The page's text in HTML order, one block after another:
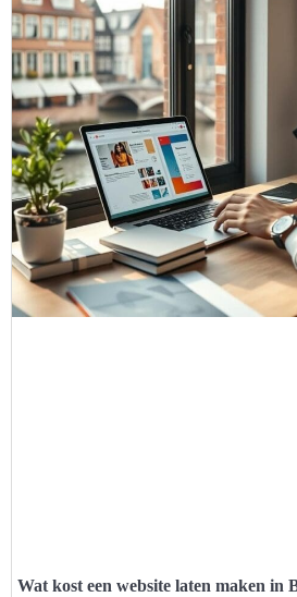
Wat kost een website laten maken in